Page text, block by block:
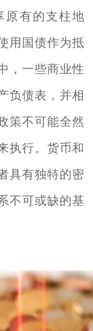
原有的支柱地
用国债作为抵
，一些商业性
负债表，并相
策不可能全然
执行。货币和
具有独特的密
不可或缺的基